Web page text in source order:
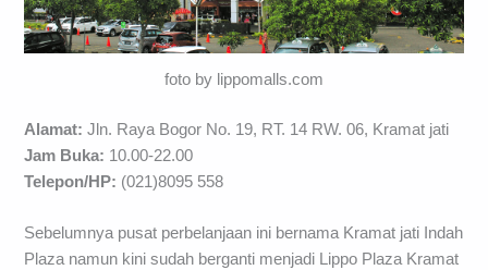
foto by lippomalls.com
Alamat: Jln. Raya Bogor No. 19, RT. 14 RW. 06, Kramat jati
Jam Buka: 10.00-22.00
Telepon/HP: (021)8095 558
Sebelumnya pusat perbelanjaan ini bernama Kramat jati Indah
Plaza namun kini sudah berganti menjadi Lippo Plaza Kramat